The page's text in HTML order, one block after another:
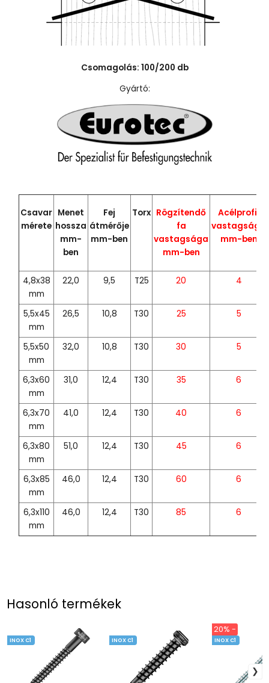
Csomagolás: 100/200 db
Gyártó:
Csavar
mérete
Menet
hossza
mm-
ben
Fej
átmérője
mm-ben
Torx Rögzítendő
fa
vastagsága
mm-ben
Acélprofil
vastagsága
mm-ben
4,8x38
mm
22,0 9,5 T25 20 4
5,5x45
mm
26,5 10,8 T30 25 5
5,5x50
mm
32,0 10,8 T30 30 5
6,3x60
mm
31,0 12,4 T30 35 6
6,3x70
mm
41,0 12,4 T30 40 6
6,3x80
mm
51,0 12,4 T30 45 6
6,3x85
mm
46,0 12,4 T30 60 6
6,3x110
mm
46,0 12,4 T30 85 6
Hasonló termékek
INOX C1 INOX C1 INOX C1
20% -